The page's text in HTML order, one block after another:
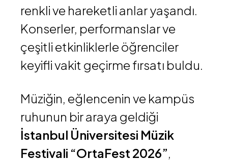
renkli ve hareketli anlar yaşandı.
Konserler, performanslar ve
çeşitli etkinliklerle öğrenciler
keyifli vakit geçirme fırsatı buldu.
Müziğin, eğlencenin ve kampüs
ruhunun bir araya geldiği
İstanbul Üniversitesi Müzik
Festivali “OrtaFest 2026”,